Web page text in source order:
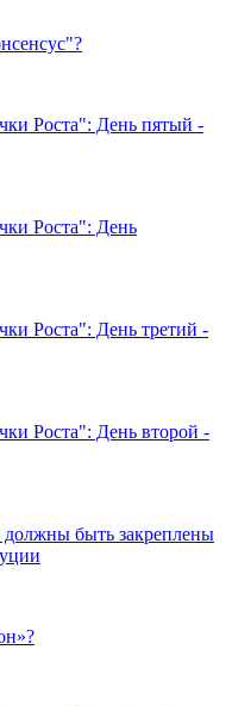
Роста": День пятый -
Роста": День
Роста": День третий -
Роста": День второй -
быть закреплены